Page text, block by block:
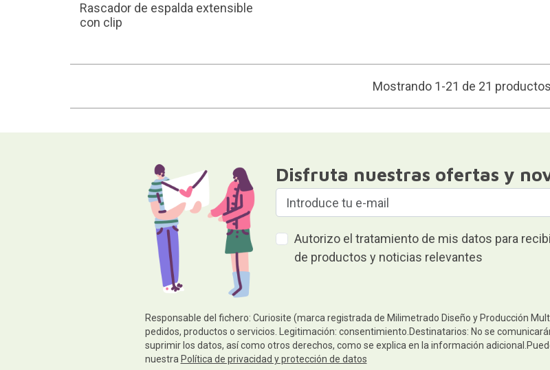
Rascador de espalda extensible
con clip
Mostrando 1-21 de 21 productos
Disfruta nuestras ofertas y
Autorizo el tratamiento de mis datos para
de productos y noticias relevantes
Responsable del fichero: Curiosite (marca registrada de Milimetrado Diseño y Producción
pedidos, productos o servicios. Legitimación: consentimiento.Destinatarios: No se
suprimir los datos, así como otros derechos, como se explica en la información
nuestra Política de privacidad y protección de datos